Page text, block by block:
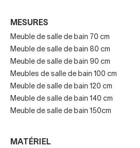
pieds victoriens
salle de bains sur pieds victoriens
lignes classiques, raffinées et chics,
somptueux et des pieds courbes
Ce type de meubles de salle de
MESURES
Meuble de salle de bain 70 cm
Meuble de salle de bain 80 cm
Meuble de salle de bain 90 cm
Meubles de salle de bain 100 cm
Meuble de salle de bain 120 cm
Meuble de salle de bain 140 cm
Meuble de salle de bain 150cm
MATÉRIEL